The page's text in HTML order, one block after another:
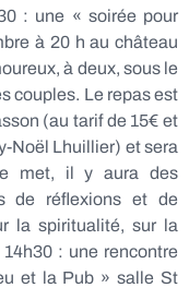
: une « soirée pour
à 20 h au château
à deux, sous le
couples. Le repas est
(au tarif de 15€ et
Noël Lhuillier) et sera
met, il y aura des
de réflexions et de
la spiritualité, sur la
: une rencontre
et la Pub » salle St